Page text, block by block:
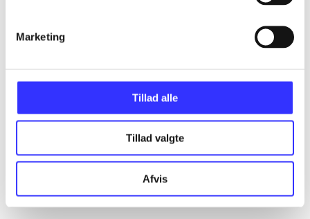
Marketing
Tillad alle
Tillad valgte
Afvis